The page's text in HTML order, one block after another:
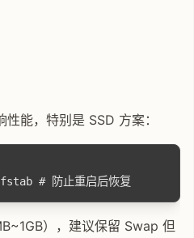
能，特别是 SSD 方案：
），建议保留 Swap 但